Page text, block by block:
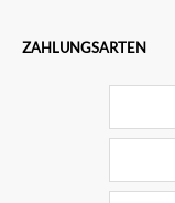
ZAHLUNGSARTEN